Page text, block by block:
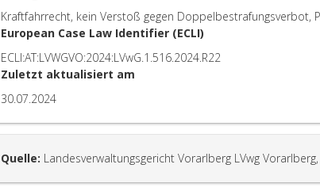
Kraftfahrrecht, kein Verstoß gegen Doppelbestrafungsverbot,
European Case Law Identifier (ECLI)
ECLI:AT:LVWGVO:2024:LVwG.1.516.2024.R22
Zuletzt aktualisiert am
30.07.2024
Quelle: Landesverwaltungsgericht Vorarlberg LVwg Vorarlberg,